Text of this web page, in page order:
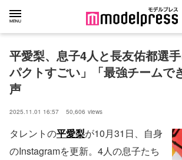
平愛梨、息子4人と長友佑都選
パクトすごい」「最強チームで
声
2025.11.01 16:57 50,606 views
タレントの平愛梨が10月31日、自身
のInstagramを更新。4人の息子たち